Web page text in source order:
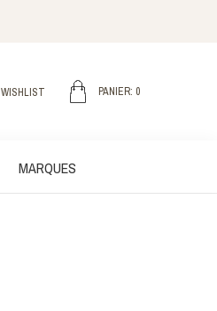
WISHLIST PANIER: 0
MARQUES